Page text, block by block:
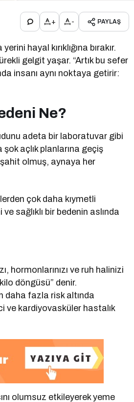
+ - PAYLAŞ
hayal kırıklığına bırakır.
gelgit yaşar. “Artık bu sefer
insanı aynı noktaya getirir:
Ne?
adeta bir laboratuvar gibi
açlık planlarına geçiş
şahit olmuş, aynaya her
çok daha kıymetli
sağlıklı bir bedenin aslında
hormonlarınızı ve ruh halinizi
döngüsü” denir.
daha fazla risk altında
ve kardiyovasküler hastalık
olumsuz etkileyerek yeme